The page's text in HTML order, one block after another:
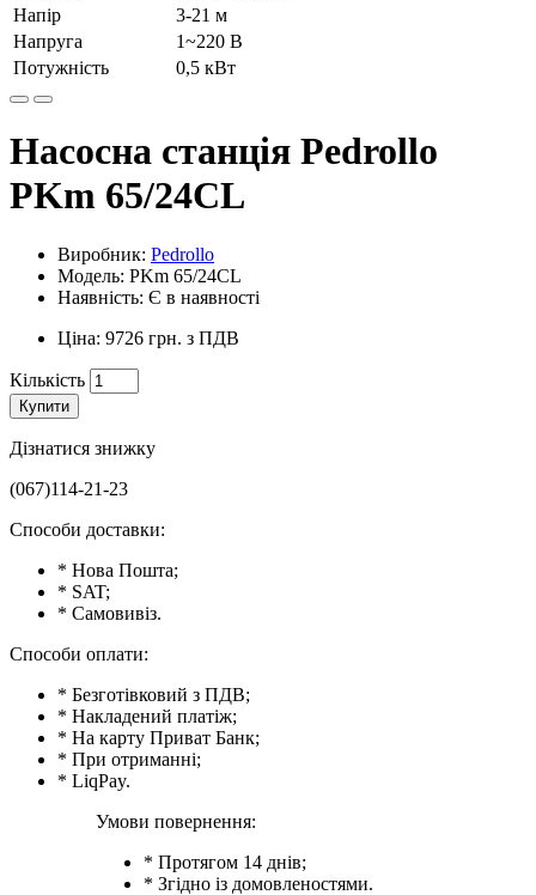
Напір
3-21 м
Напруга
1~220 В
Потужність
0,5 кВт
Насосна станція Pedrollo
PKm 65/24CL
Виробник: Pedrollo
Модель: PKm 65/24CL
Наявність: Є в наявності
Ціна: 9726 грн. з ПДВ
Кількість
Купити
Дізнатися знижку
(067)114-21-23
Способи доставки:
* Нова Пошта;
* SAT;
* Самовивіз.
Способи оплати:
* Безготівковий з ПДВ;
* Накладений платіж;
* На карту Приват Банк;
* При отриманні;
* LiqPay.
Умови повернення:
* Протягом 14 днів;
* Згідно із домовленостями.